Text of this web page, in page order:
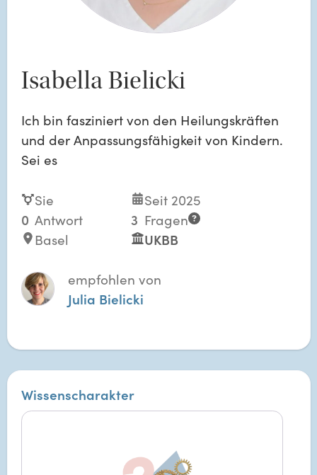
Isabella Bielicki
Ich bin fasziniert von den Heilungskräften
und der Anpassungsfähigkeit von Kindern.
Sei es
Sie
Seit 2025
0 Antwort 3 Fragen
Basel
UKBB
empfohlen von
Julia Bielicki
Wissenscharakter